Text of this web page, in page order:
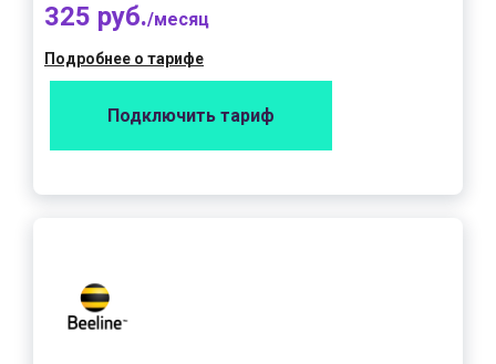
325 руб./месяц
Подробнее о тарифе
Подключить тариф